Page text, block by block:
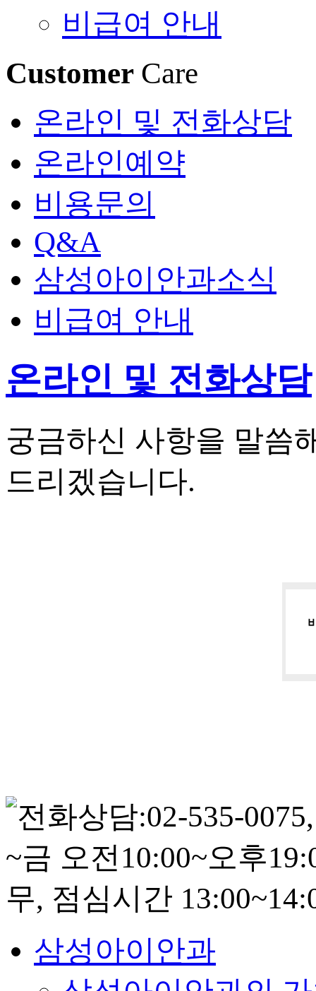
비급여 안내
Customer Care
온라인 및 전화상담
온라인예약
비용문의
Q&A
삼성아이안과소식
비급여 안내
온라인 및 전화상담
궁금하신 사항을 말씀
드리겠습니다.
삼성아이안과